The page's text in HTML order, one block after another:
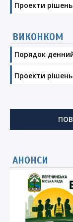
Проекти рішень
ВИКОНКОМ
Порядок
Проекти рішень
АНОНСИ